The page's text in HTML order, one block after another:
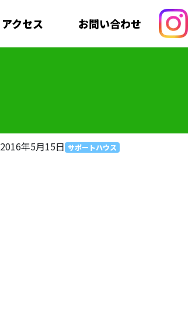
アクセス お問い合わせ
2016年5月15日 サポートハウス